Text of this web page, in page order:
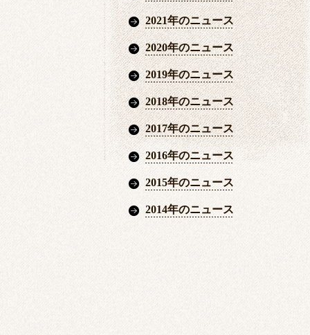
2021年のニュース
2020年のニュース
2019年のニュース
2018年のニュース
2017年のニュース
2016年のニュース
2015年のニュース
2014年のニュース